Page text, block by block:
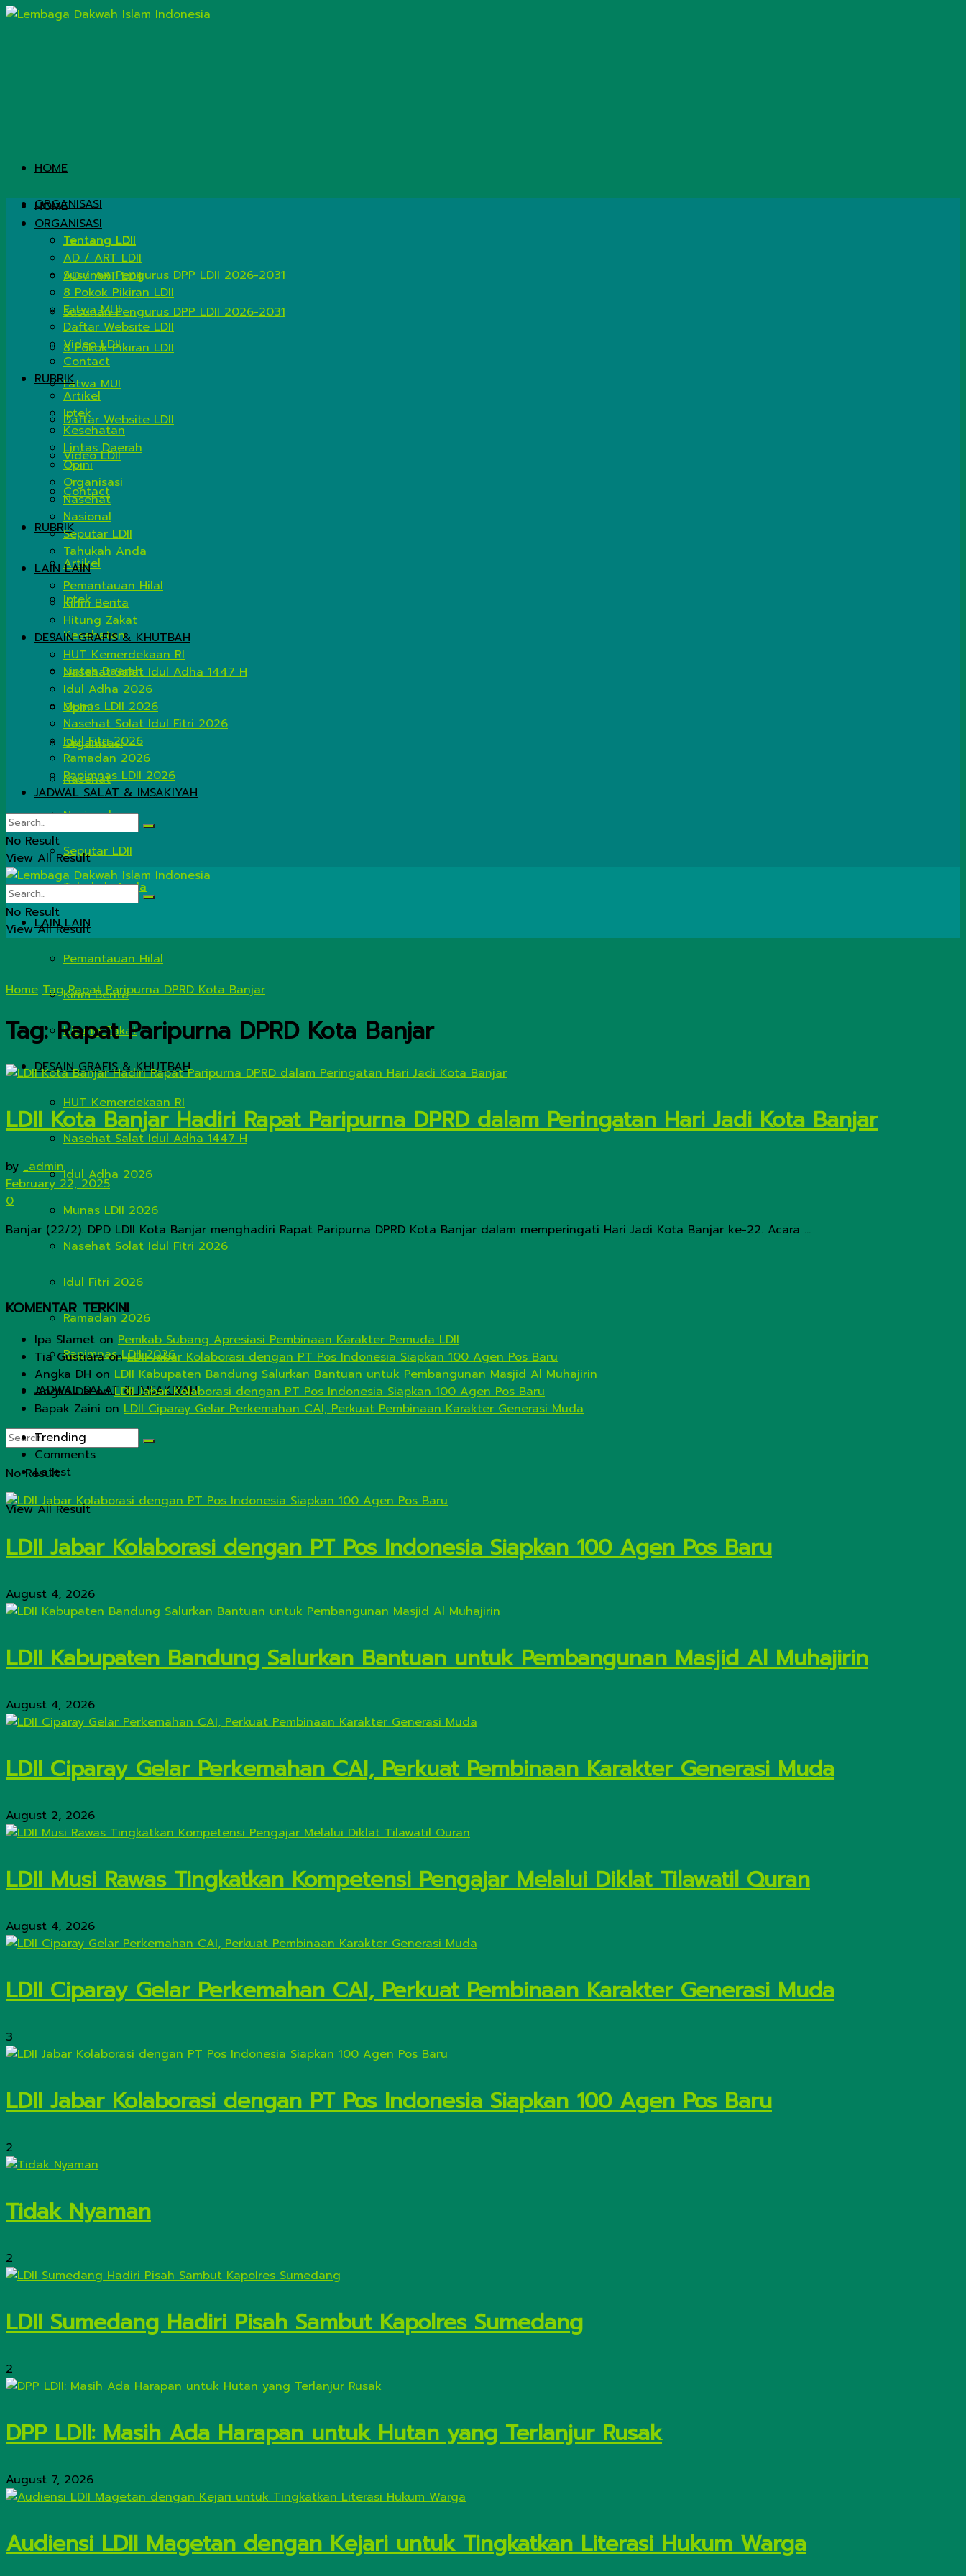
HOME
ORGANISASI
Tentang LDII
AD / ART LDII
Susunan Pengurus DPP LDII 2026-2031
8 Pokok Pikiran LDII
Fatwa MUI
Daftar Website LDII
Video LDII
Contact
RUBRIK
Artikel
Iptek
Kesehatan
Lintas Daerah
Opini
Organisasi
Nasehat
Nasional
Seputar LDII
Tahukah Anda
LAIN LAIN
Pemantauan Hilal
Kirim Berita
Hitung Zakat
DESAIN GRAFIS & KHUTBAH
HUT Kemerdekaan RI
Nasehat Salat Idul Adha 1447 H
Idul Adha 2026
Munas LDII 2026
Nasehat Solat Idul Fitri 2026
Idul Fitri 2026
Ramadan 2026
Rapimnas LDII 2026
JADWAL SALAT & IMSAKIYAH
No Result
View All Result
HOME
ORGANISASI
Tentang LDII
AD / ART LDII
Susunan Pengurus DPP LDII 2026-2031
8 Pokok Pikiran LDII
Fatwa MUI
Daftar Website LDII
Video LDII
Contact
RUBRIK
Artikel
Iptek
Kesehatan
Lintas Daerah
Opini
Organisasi
Nasehat
Nasional
Seputar LDII
Tahukah Anda
LAIN LAIN
Pemantauan Hilal
Kirim Berita
Hitung Zakat
DESAIN GRAFIS & KHUTBAH
HUT Kemerdekaan RI
Nasehat Salat Idul Adha 1447 H
Idul Adha 2026
Munas LDII 2026
Nasehat Solat Idul Fitri 2026
Idul Fitri 2026
Ramadan 2026
Rapimnas LDII 2026
JADWAL SALAT & IMSAKIYAH
No Result
View All Result
No Result
View All Result
Home Tag Rapat Paripurna DPRD Kota Banjar
Tag:Rapat Paripurna DPRD Kota Banjar
LDII Kota Banjar Hadiri Rapat Paripurna DPRD dalam Peringatan Hari Jadi Kota Banjar
by _admin
February 22, 2025
0
Banjar (22/2). DPD LDII Kota Banjar menghadiri Rapat Paripurna DPRD Kota Banjar dalam memperingati Hari Jadi Kota Banjar ke-22. Acara ...
KOMENTAR TERKINI
Ipa Slamet on Pemkab Subang Apresiasi Pembinaan Karakter Pemuda LDII
Tia GustiaraonLDII Jabar Kolaborasi dengan PT Pos Indonesia Siapkan 100 Agen Pos Baru
Angka DH on LDII Kabupaten Bandung Salurkan Bantuan untuk Pembangunan Masjid Al Muhajirin
Angka DHonLDII Jabar Kolaborasi dengan PT Pos Indonesia Siapkan 100 Agen Pos Baru
Bapak Zaini on LDII Ciparay Gelar Perkemahan CAI, Perkuat Pembinaan Karakter Generasi Muda
Trending
Comments
Latest
LDII Jabar Kolaborasi dengan PT Pos Indonesia Siapkan 100 Agen Pos Baru
August 4, 2026
LDII Kabupaten Bandung Salurkan Bantuan untuk Pembangunan Masjid Al Muhajirin
August 4, 2026
LDII Ciparay Gelar Perkemahan CAI, Perkuat Pembinaan Karakter Generasi Muda
August 2, 2026
LDII Musi Rawas Tingkatkan Kompetensi Pengajar Melalui Diklat Tilawatil Quran
August 4, 2026
LDII Ciparay Gelar Perkemahan CAI, Perkuat Pembinaan Karakter Generasi Muda
3
LDII Jabar Kolaborasi dengan PT Pos Indonesia Siapkan 100 Agen Pos Baru
2
Tidak Nyaman
2
LDII Sumedang Hadiri Pisah Sambut Kapolres Sumedang
2
DPP LDII: Masih Ada Harapan untuk Hutan yang Terlanjur Rusak
August 7, 2026
Audiensi LDII Magetan dengan Kejari untuk Tingkatkan Literasi Hukum Warga